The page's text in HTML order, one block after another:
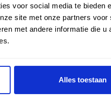
voor social media te bieden
site met onze partners voor
met andere informatie die u
Alles toestaan